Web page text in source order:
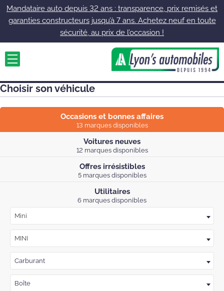
Mandataire auto depuis 32 ans : transparence, prix remisés et
garanties constructeurs jusqu’à 7 ans. Achetez neuf en toute
sécurité, au prix de l’occasion !
Choisir son véhicule
Occasions et bonnes affaires
13 marques disponibles
Voitures neuves
12 marques disponibles
Offres irrésistibles
5 marques disponibles
Utilitaires
6 marques disponibles
Mini
MINI
Carburant
Boîte